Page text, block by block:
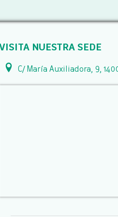
VISITA NUESTRA SEDE
C/ María Auxiliadora, 9,